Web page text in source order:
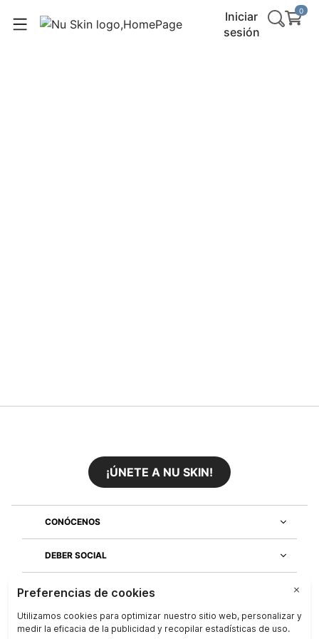
Iniciar
sesión
0
¡ÚNETE A NU SKIN!
CONÓCENOS
DEBER SOCIAL
ÚNETE AL EQUIPO
DESCUBRE NUESTRAS APLICACIONES